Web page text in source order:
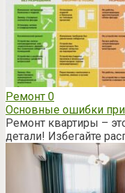
Ремонт 0
Основные ошибки
Ремонт квартиры –
детали! Избегайте